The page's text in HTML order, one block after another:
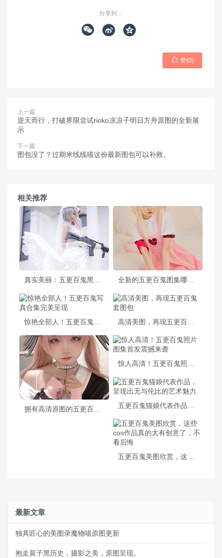
分享到：
  
 赞(0)
上一篇
逆天而行，打破界限尝试rioko凉凉子明日方舟原图的全新展
示
下一篇
图包没了？过期米线线喵这份最新图包可以补救。
相关推荐
真实美丽：五更百鬼黑暗中的一点白的摄影作品 全新的五更百鬼图集哪里有？这些分享的cos照片给你答案
惊艳全部人！五更百鬼写真合集完美呈现 高清美图，再现五更百鬼套图包
拥有高清原图的五更百鬼网盘资源，感受作品魅力。
惊人高清！五更百鬼照片图集首发震撼来袭
五更百鬼美图欣赏，这些cos作品真的太有创意了，不看后悔
最新文章
独具匠心的美图录魔物喵原图更新
抱走莫子黑历史，摄影之美，原图呈现。